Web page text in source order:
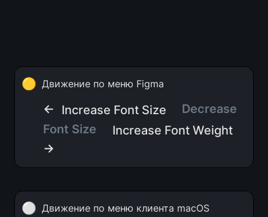
🟡 Движение по меню Figma
← Increase Font Size
Decrease
Font Size
Increase Font Weight
→
⚪ Движение по меню клиента macOS